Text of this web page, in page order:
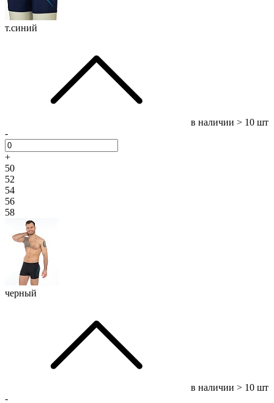
т.синий
в наличии > 10 шт
-
+
50
52
54
56
58
черный
в наличии > 10 шт
-